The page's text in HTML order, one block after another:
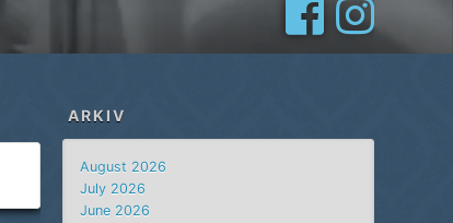
ARKIV
August 2026
July 2026
June 2026